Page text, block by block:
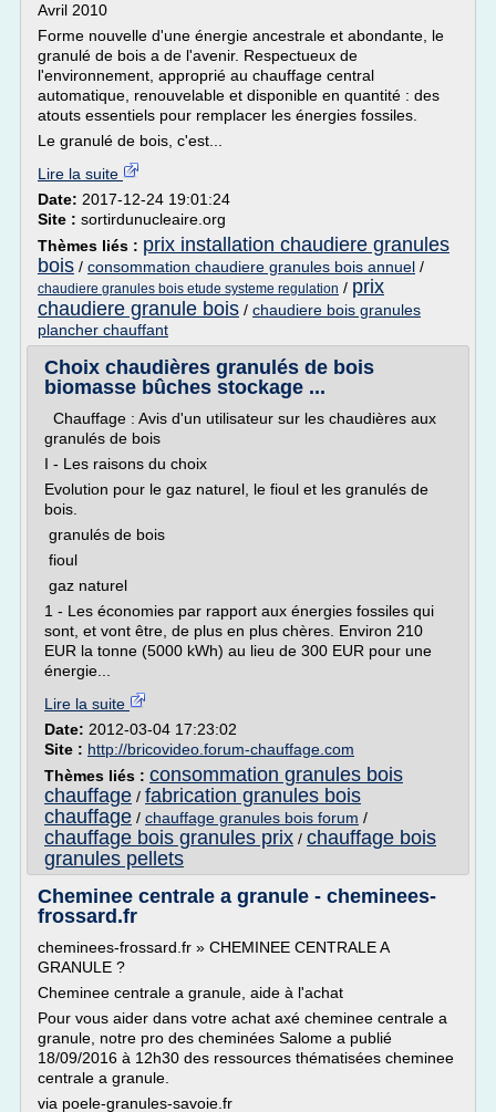
Avril 2010
Forme nouvelle d'une énergie ancestrale et abondante, le
granulé de bois a de l'avenir. Respectueux de
l'environnement, approprié au chauffage central
automatique, renouvelable et disponible en quantité : des
atouts essentiels pour remplacer les énergies fossiles.
Le granulé de bois, c'est...
Lire la suite
Date: 2017-12-24 19:01:24
Site : sortirdunucleaire.org
Thèmes liés : prix installation chaudiere granules
bois / consommation chaudiere granules bois annuel /
chaudiere granules bois etude systeme regulation / prix
chaudiere granule bois / chaudiere bois granules
plancher chauffant
Choix chaudières granulés de bois
biomasse bûches stockage ...
Chauffage : Avis d'un utilisateur sur les chaudières aux
granulés de bois
I - Les raisons du choix
Evolution pour le gaz naturel, le fioul et les granulés de
bois.
granulés de bois
fioul
gaz naturel
1 - Les économies par rapport aux énergies fossiles qui
sont, et vont être, de plus en plus chères. Environ 210
EUR la tonne (5000 kWh) au lieu de 300 EUR pour une
énergie...
Lire la suite
Date: 2012-03-04 17:23:02
Site : http://bricovideo.forum-chauffage.com
Thèmes liés : consommation granules bois
chauffage / fabrication granules bois
chauffage / chauffage granules bois forum /
chauffage bois granules prix / chauffage bois
granules pellets
Cheminee centrale a granule - cheminees-
frossard.fr
cheminees-frossard.fr » CHEMINEE CENTRALE A
GRANULE ?
Cheminee centrale a granule, aide à l'achat
Pour vous aider dans votre achat axé cheminee centrale a
granule, notre pro des cheminées Salome a publié
18/09/2016 à 12h30 des ressources thématisées cheminee
centrale a granule.
via poele-granules-savoie.fr